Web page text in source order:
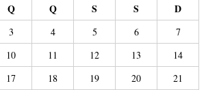
Q Q S S D
3 4 5 6
7
10 11 12 13
14
17 18 19 20
21